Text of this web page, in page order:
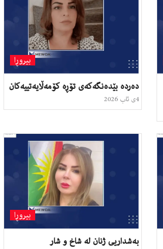
بیروڕا
دەردە بێدەنگەکەی تۆڕە کۆمەڵایەتییەکان
4ی ئاب 2026
بیروڕا
بەشداریی ژنان لە شاخ و شار